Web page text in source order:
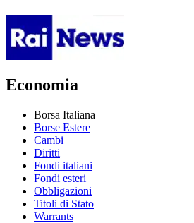
Economia
Borsa Italiana
Borse Estere
Cambi
Diritti
Fondi italiani
Fondi esteri
Obbligazioni
Titoli di Stato
Warrants